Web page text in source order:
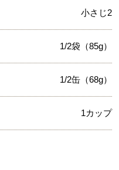
小さじ2
1/2袋（85g）
1/2缶（68g）
1カップ